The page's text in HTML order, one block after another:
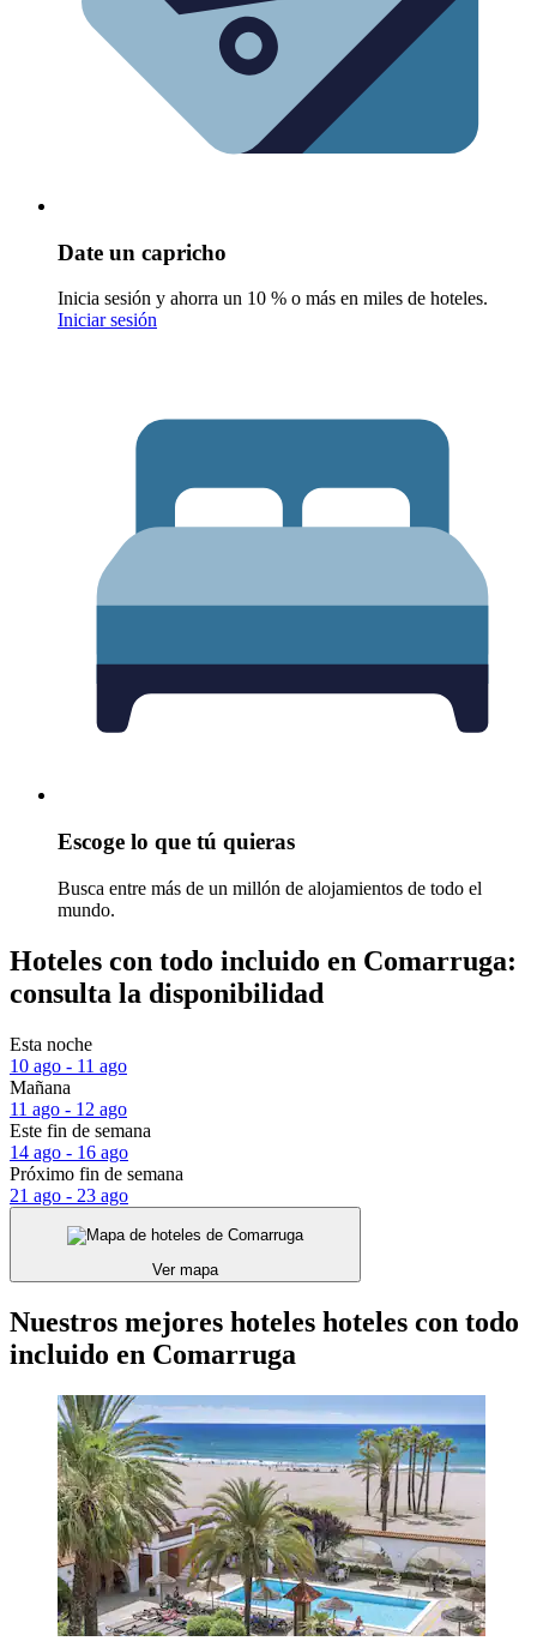
Date un capricho
Inicia sesión y ahorra un 10 % o más en miles de hoteles.
Iniciar sesión
Escoge lo que tú quieras
Busca entre más de un millón de alojamientos de todo el
mundo.
Hoteles con todo incluido en Comarruga:
consulta la disponibilidad
Esta noche
10 ago - 11 ago
Mañana
11 ago - 12 ago
Este fin de semana
14 ago - 16 ago
Próximo fin de semana
21 ago - 23 ago
Ver mapa
Nuestros mejores hoteles hoteles con todo
incluido en Comarruga